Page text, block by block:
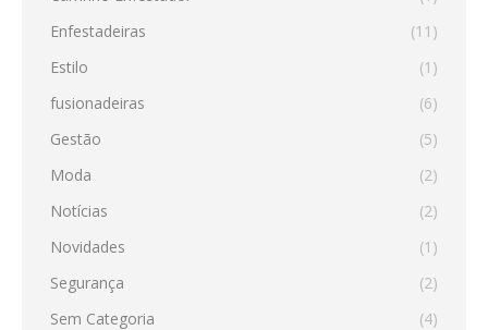
Enfestadeiras
(11)
Estilo
(1)
fusionadeiras
(6)
Gestão
(5)
Moda
(2)
Notícias
(2)
Novidades
(1)
Segurança
(2)
Sem Categoria
(4)